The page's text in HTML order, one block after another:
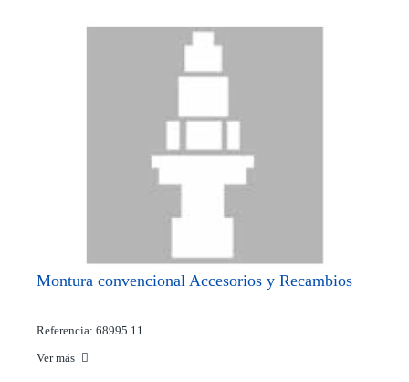
Montura convencional Accesorios y Recambios
Referencia: 68995 11
Ver más